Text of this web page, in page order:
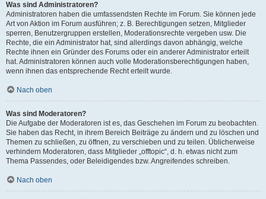
Was sind Administratoren?
Administratoren haben die umfassendsten Rechte im Forum. Sie können jede
Art von Aktion im Forum ausführen; z. B. Berechtigungen setzen, Mitglieder
sperren, Benutzergruppen erstellen, Moderationsrechte vergeben usw. Die
Rechte, die ein Administrator hat, sind allerdings davon abhängig, welche
Rechte ihnen ein Gründer des Forums oder ein anderer Administrator erteilt
hat. Administratoren können auch volle Moderationsberechtigungen haben,
wenn ihnen das entsprechende Recht erteilt wurde.
Nach oben
Was sind Moderatoren?
Die Aufgabe der Moderatoren ist es, das Geschehen im Forum zu beobachten.
Sie haben das Recht, in ihrem Bereich Beiträge zu ändern und zu löschen und
Themen zu schließen, zu öffnen, zu verschieben und zu teilen. Üblicherweise
verhindern Moderatoren, dass Mitglieder „offtopic“, d. h. etwas nicht zum
Thema Passendes, oder Beleidigendes bzw. Angreifendes schreiben.
Nach oben